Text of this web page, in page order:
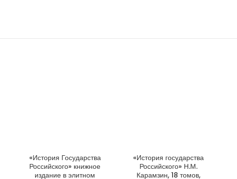
ДОБАВИТЬ В КОРЗИНУ
«История Государства
Российского» книжное
издание в элитном
ДОБАВИТЬ В КОРЗИНУ
«История государства
Российского» Н.М.
Карамзин, 18 томов,